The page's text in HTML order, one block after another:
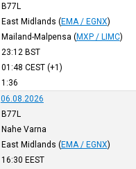
B77L
East Midlands (EMA / EGNX)
Mailand-Malpensa (MXP / LIMC)
23:12 BST
01:48 CEST(+1)
1:36
06.08.2026
B77L
Nahe Varna
East Midlands (EMA / EGNX)
16:30 EEST